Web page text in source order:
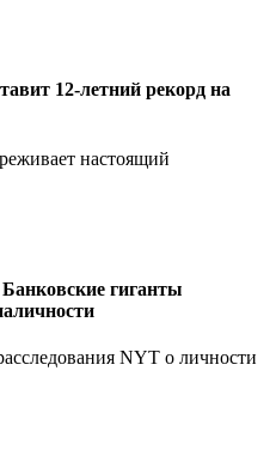
12-летний рекорд на
настоящий
гиганты
NYT о личности